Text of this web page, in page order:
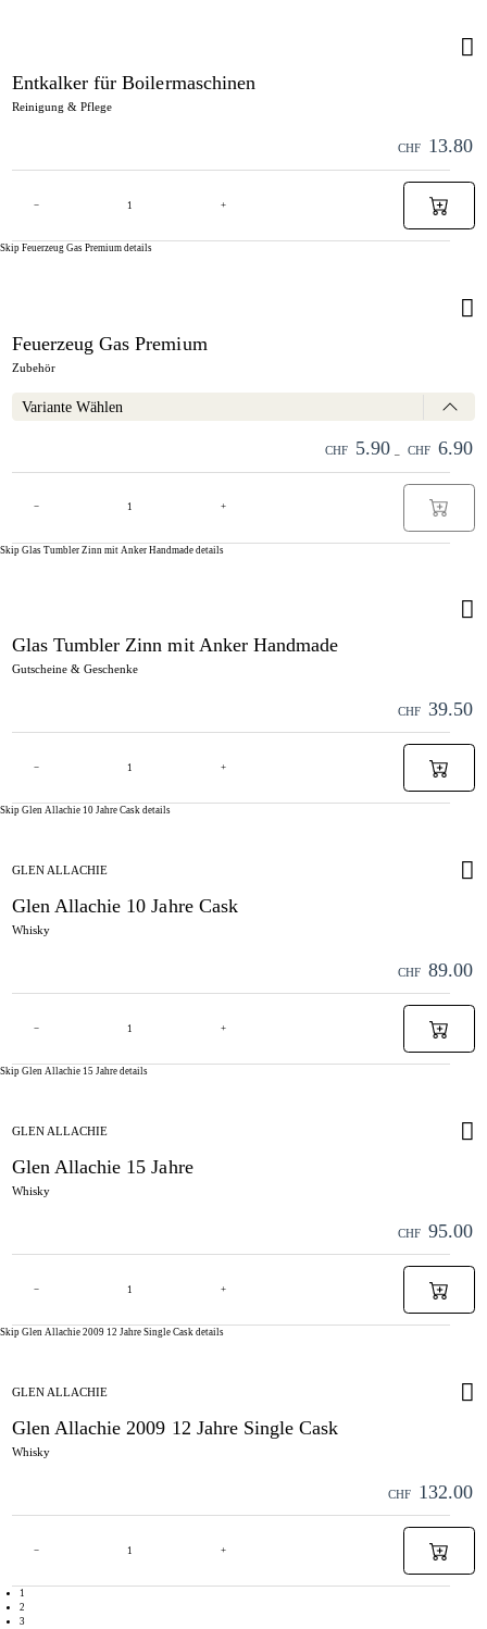
Entkalker für Boilermaschinen
Reinigung & Pflege
CHF 13.80
− +
Skip Feuerzeug Gas Premium details
Feuerzeug Gas Premium
Zubehör
Variante Wählen
CHF 5.90 – CHF 6.90
− +
Skip Glas Tumbler Zinn mit Anker Handmade details
Glas Tumbler Zinn mit Anker Handmade
Gutscheine & Geschenke
CHF 39.50
− +
Skip Glen Allachie 10 Jahre Cask details
GLEN ALLACHIE
Glen Allachie 10 Jahre Cask
Whisky
CHF 89.00
− +
Skip Glen Allachie 15 Jahre details
GLEN ALLACHIE
Glen Allachie 15 Jahre
Whisky
CHF 95.00
− +
Skip Glen Allachie 2009 12 Jahre Single Cask details
GLEN ALLACHIE
Glen Allachie 2009 12 Jahre Single Cask
Whisky
CHF 132.00
− +
1
2
3